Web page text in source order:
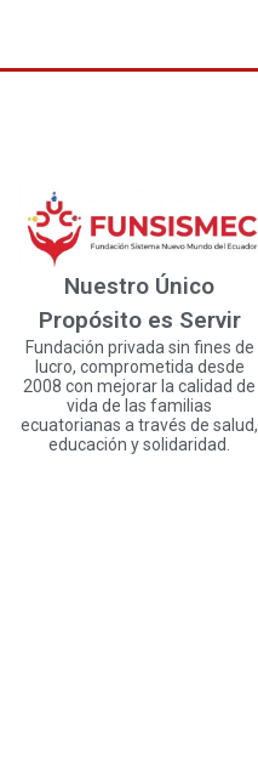
Nuestro Único
Propósito es Servir
Fundación privada sin fines de
lucro, comprometida desde
2008 con mejorar la calidad de
vida de las familias
ecuatorianas a través de salud,
educación y solidaridad.